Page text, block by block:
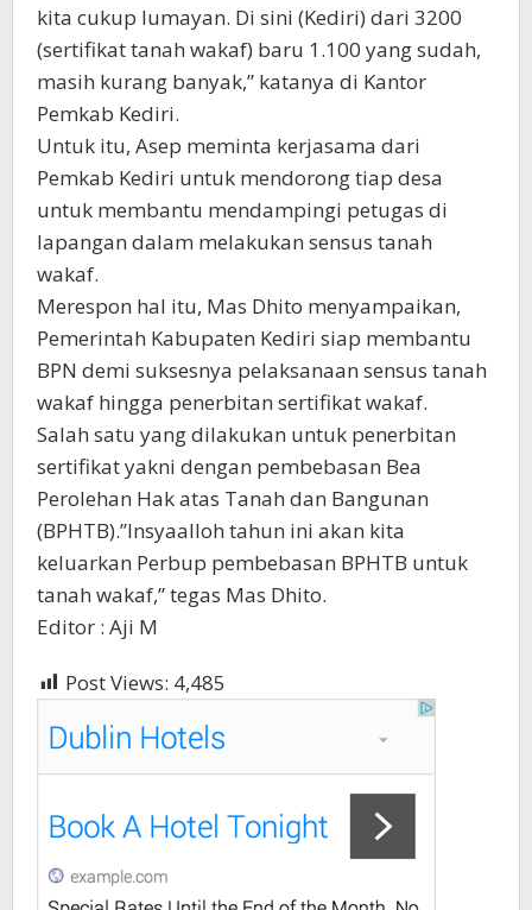
kita cukup lumayan. Di sini (Kediri) dari 3200
(sertifikat tanah wakaf) baru 1.100 yang sudah,
masih kurang banyak,” katanya di Kantor
Pemkab Kediri.
Untuk itu, Asep meminta kerjasama dari
Pemkab Kediri untuk mendorong tiap desa
untuk membantu mendampingi petugas di
lapangan dalam melakukan sensus tanah
wakaf.
Merespon hal itu, Mas Dhito menyampaikan,
Pemerintah Kabupaten Kediri siap membantu
BPN demi suksesnya pelaksanaan sensus tanah
wakaf hingga penerbitan sertifikat wakaf.
Salah satu yang dilakukan untuk penerbitan
sertifikat yakni dengan pembebasan Bea
Perolehan Hak atas Tanah dan Bangunan
(BPHTB).”Insyaalloh tahun ini akan kita
keluarkan Perbup pembebasan BPHTB untuk
tanah wakaf,” tegas Mas Dhito.
Editor : Aji M
Post Views: 4,485